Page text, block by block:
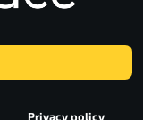
Privacy policy